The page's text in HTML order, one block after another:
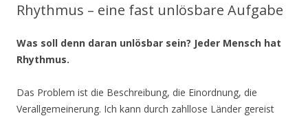
Rhythmus – eine fast unlösbare Aufgabe
Was soll denn daran unlösbar sein? Jeder Mensch hat
Rhythmus.
Das Problem ist die Beschreibung, die Einordnung, die
Verallgemeinerung. Ich kann durch zahllose Länder gereist